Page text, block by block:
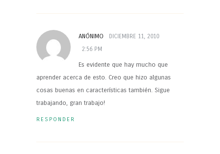
ANÓNIMO
DICIEMBRE 11, 2010
2:56 PM
Es evidente que hay mucho que
aprender acerca de esto. Creo que hizo algunas
cosas buenas en características también. Sigue
trabajando, gran trabajo!
RESPONDER